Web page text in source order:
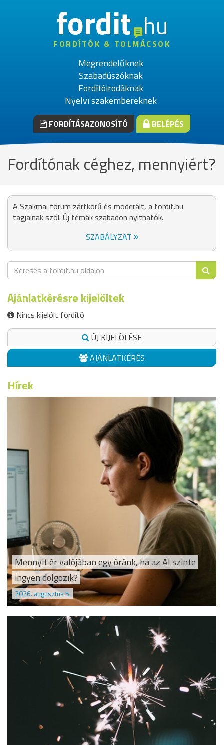
fordithu
FORDÍTÓK & TOLMÁCSOK
Megrendelőknek
Szabadúszóknak
Fordítóirodáknak
Nyelvi szakembereknek
FORDÍTÁSAZONOSÍTÓ BELÉPÉS
Fordítónak céghez, mennyiért?
A Szakmai fórum zártkörű és moderált, a fordit.hu
tagjainak szól. Új témák szabadon nyithatók.
SZABÁLYZAT
Ajánlatkérésre kijelöltek
Nincs kijelölt fordító
ÚJ KIJELÖLÉSE
AJÁNLATKÉRÉS
Hírek
Mennyit ér valójában egy óránk, ha az AI szinte
ingyen dolgozik?
2026. augusztus 5.